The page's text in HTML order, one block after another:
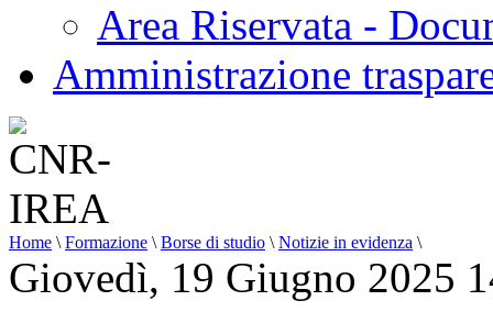
Area Riservata -
Amministrazione
Home \ Formazione \ Borse di studio \ Notizie in evidenza \
Giovedì, 19 Giugno 2025